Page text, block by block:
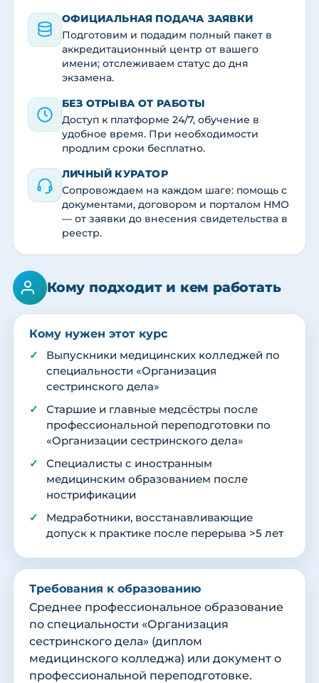
ОФИЦИАЛЬНАЯ ПОДАЧА ЗАЯВКИ
Подготовим и подадим полный пакет в
аккредитационный центр от вашего
имени; отслеживаем статус до дня
экзамена.
БЕЗ ОТРЫВА ОТ РАБОТЫ
Доступ к платформе 24/7, обучение в
удобное время. При необходимости
продлим сроки бесплатно.
ЛИЧНЫЙ КУРАТОР
Сопровождаем на каждом шаге: помощь с
документами, договором и порталом НМО
— от заявки до внесения свидетельства в
реестр.
Кому подходит и кем работать
Кому нужен этот курс
Выпускники медицинских колледжей по
специальности «Организация
сестринского дела»
Старшие и главные медсёстры после
профессиональной переподготовки по
«Организации сестринского дела»
Специалисты с иностранным
медицинским образованием после
нострификации
Медработники, восстанавливающие
допуск к практике после перерыва >5 лет
Требования к образованию
Среднее профессиональное образование
по специальности «Организация
сестринского дела» (диплом
медицинского колледжа) или документ о
профессиональной переподготовке.